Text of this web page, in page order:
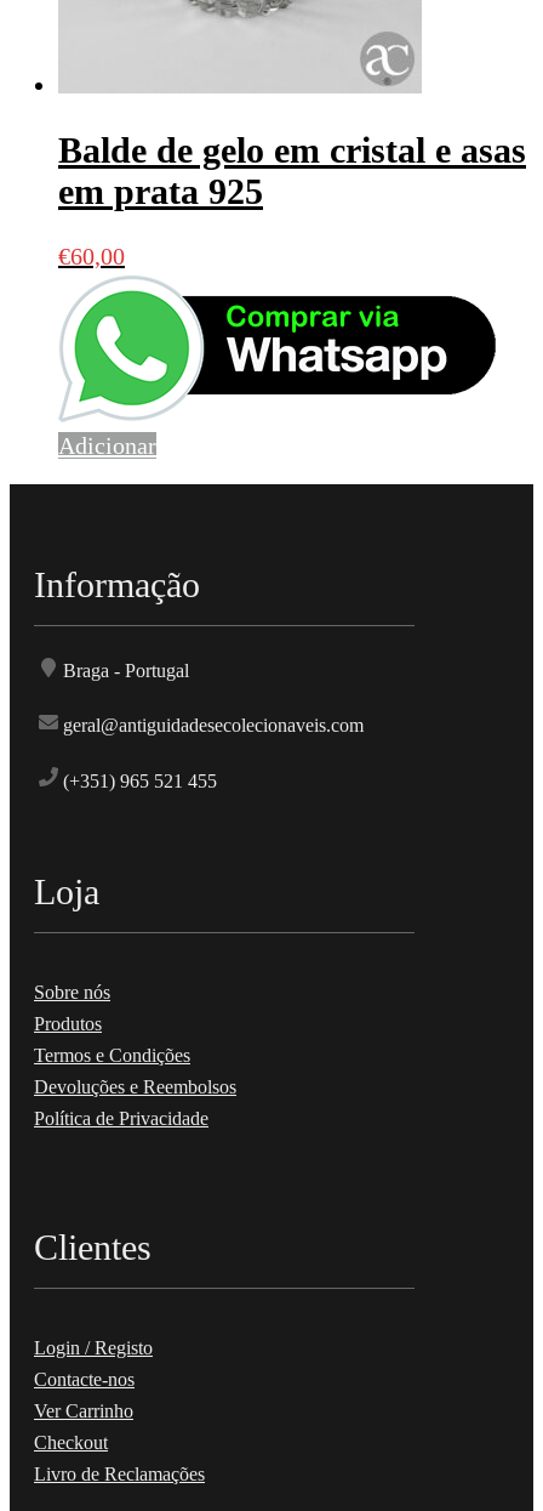
Balde de gelo em cristal e asas
em prata 925
€60,00
Adicionar
Informação
Braga - Portugal
geral@antiguidadesecolecionaveis.com
(+351) 965 521 455
Loja
Sobre nós
Produtos
Termos e Condições
Devoluções e Reembolsos
Política de Privacidade
Clientes
Login / Registo
Contacte-nos
Ver Carrinho
Checkout
Livro de Reclamações